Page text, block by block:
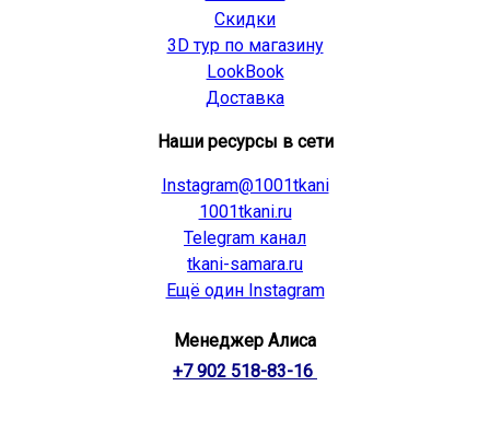
Скидки
3D тур по магазину
LookBook
Доставка
Наши ресурсы в сети
Instagram@1001tkani
1001tkani.ru
Telegram канал
tkani-samara.ru
Ещё один Instagram
Менеджер Алиса
+7 902 518-83-16